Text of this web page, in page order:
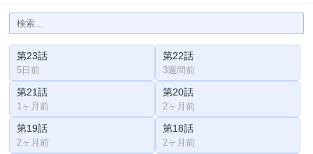
第23話
5日前
第22話
3週間前
第21話
1ヶ月前
第20話
2ヶ月前
第19話
2ヶ月前
第18話
2ヶ月前